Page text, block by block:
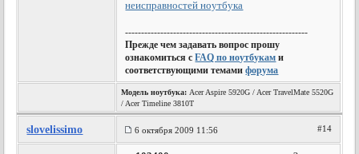
неисправностей ноутбука
---------------------------------------------------------
Прежде чем задавать вопрос прошу
ознакомиться сFAQ по ноутбукам и
соответствующими темамифорума
Модель ноутбука: Acer Aspire 5920G / Acer TravelMate 5520G
/ Acer Timeline 3810T
slovelissimo 6 октября 2009 11:56 #14